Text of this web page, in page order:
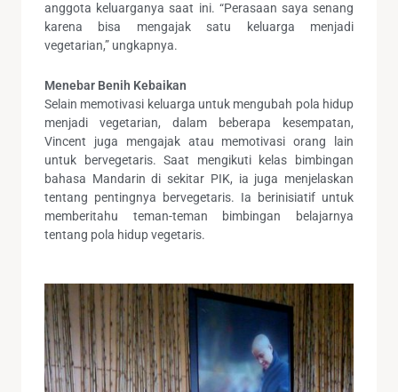
anggota keluarganya saat ini. “Perasaan saya senang
karena bisa mengajak satu keluarga menjadi
vegetarian,” ungkapnya.
Menebar Benih Kebaikan
Selain memotivasi keluarga untuk mengubah pola hidup
menjadi vegetarian, dalam beberapa kesempatan,
Vincent juga mengajak atau memotivasi orang lain
untuk bervegetaris. Saat mengikuti kelas bimbingan
bahasa Mandarin di sekitar PIK, ia juga menjelaskan
tentang pentingnya bervegetaris. Ia berinisiatif untuk
memberitahu teman-teman bimbingan belajarnya
tentang pola hidup vegetaris.